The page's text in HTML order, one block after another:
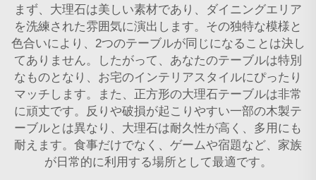
まず、大理石は美しい素材であり、ダイニングエリア
を洗練された雰囲気に演出します。その独特な模様と
色合いにより、2つのテーブルが同じになることは決し
てありません。したがって、あなたのテーブルは特別
なものとなり、お宅のインテリアスタイルにぴったり
マッチします。また、正方形の大理石テーブルは非常
に頑丈です。反りや破損が起こりやすい一部の木製テ
ーブルとは異なり、大理石は耐久性が高く、多用にも
耐えます。食事だけでなく、ゲームや宿題など、家族
が日常的に利用する場所として最適です。